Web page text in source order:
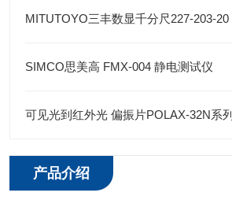
MITUTOYO三丰数显千分尺227-203-20
SIMCO思美高 FMX-004 静电测试仪
可见光到红外光 偏振片POLAX-32N系列
产品介绍